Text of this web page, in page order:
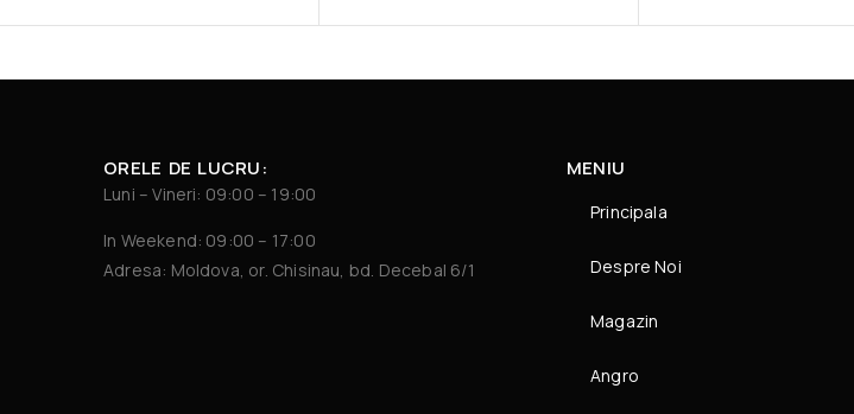
ORELE DE LUCRU:
Luni – Vineri: 09:00 – 19:00
In Weekend: 09:00 – 17:00
Adresa: Moldova, or. Chisinau, bd. Decebal 6/1
MENIU
Principala
Despre Noi
Magazin
Angro